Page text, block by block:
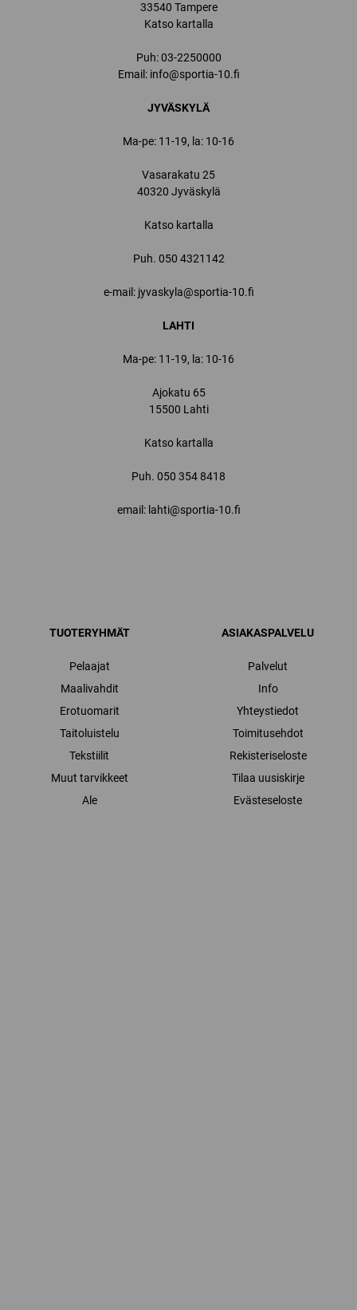
33540 Tampere
Katso kartalla
Puh:03-2250000
Email: info@sportia-10.fi
JYVÄSKYLÄ
Ma-pe: 11-19, la: 10-16
Vasarakatu 25
40320 Jyväskylä
Katso kartalla
Puh. 050 4321142
e-mail: jyvaskyla@sportia-10.fi
LAHTI
Ma-pe: 11-19, la: 10-16
Ajokatu 65
15500 Lahti
Katso kartalla
Puh. 050 354 8418
email: lahti@sportia-10.fi
TUOTERYHMÄT
Pelaajat
Maalivahdit
Erotuomarit
Taitoluistelu
Tekstiilit
Muut tarvikkeet
Ale
ASIAKASPALVELU
Palvelut
Info
Yhteystiedot
Toimitusehdot
Rekisteriseloste
Tilaa uusiskirje
Evästeseloste